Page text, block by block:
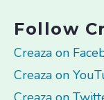
Follow
Creaza on
Creaza on